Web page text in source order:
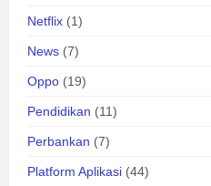
Netflix (1)
News (7)
Oppo (19)
Pendidikan (11)
Perbankan (7)
Platform Aplikasi (44)